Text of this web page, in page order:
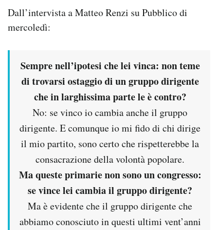
Cultura
Economia
Europa
NEWSLETTER
I MIEI PREFERITI
SHOP
CALENDARIO
Dall’intervista a Matteo Renzi su Pubblico di
mercoledì:
Sempre nell’ipotesi che lei vinca: non teme
di trovarsi ostaggio di un gruppo dirigente
che in larghissima parte le è contro?
No: se vinco io cambia anche il gruppo
dirigente. E comunque io mi fido di chi dirige
il mio partito, sono certo che rispetterebbe la
consacrazione della volontà popolare.
Ma queste primarie non sono un congresso:
se vince lei cambia il gruppo dirigente?
Ma è evidente che il gruppo dirigente che
abbiamo conosciuto in questi ultimi vent’anni